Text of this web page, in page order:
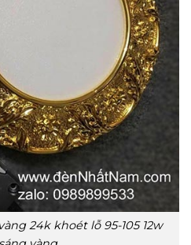
24k khoét lỗ 95-105 12w